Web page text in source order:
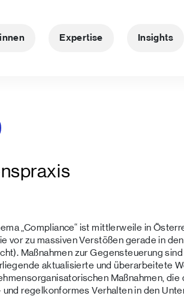
Expertise Insights
„Compliance“ ist mittlerweile in
vor zu massiven Verstößen gerade in
Maßnahmen zur Gegensteuerung
aktualisierte und überarbeitete
Maßnahmen,
und regelkonformes Verhalten in den